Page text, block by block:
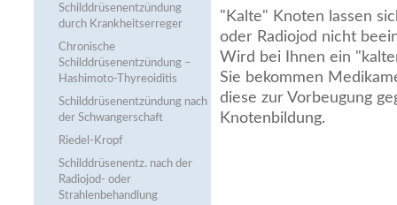
Schilddrüsenentzündung
durch Krankheitserreger
Chronische
Schilddrüsenentzündung –
Hashimoto-Thyreoiditis
Schilddrüsenentzündung nach
der Schwangerschaft
Riedel-Kropf
Schilddrüsenentz. nach der
Radiojod- oder
Strahlenbehandlung
"Kalte" Knoten lassen
oder Radiojod nicht
Wird bei Ihnen ein
Sie bekommen
diese zur Vorbeugung
Knotenbildung.